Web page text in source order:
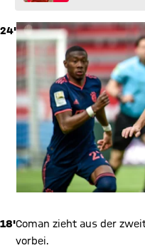
24'
18'Coman zieht aus der
vorbei.